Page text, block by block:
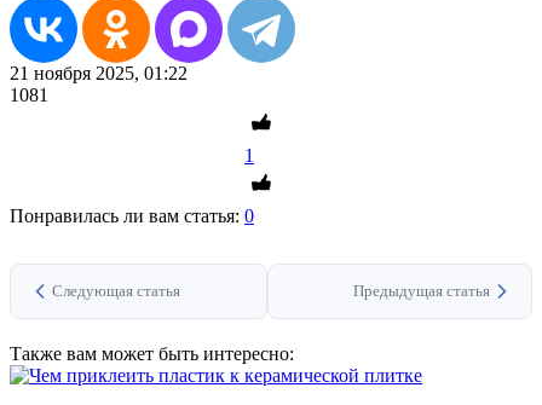
21 ноября 2025, 01:22
1081
Понравилась ли вам статья:
1
0
Следующая статья Предыдущая статья
Также вам может быть интересно: